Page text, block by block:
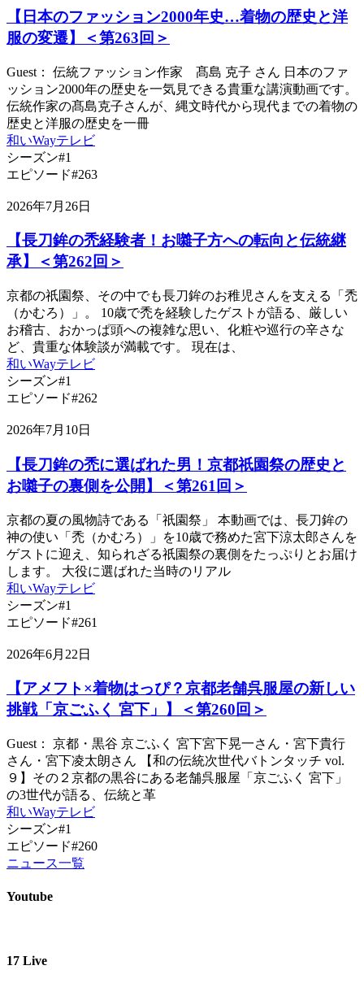
【日本のファッション2000年史…着物の歴史と洋
服の変遷】＜第263回＞
Guest： 伝統ファッション作家 髙島 克子 さん 日本のファ
ッション2000年の歴史を一気見できる貴重な講演動画です。
伝統作家の髙島克子さんが、縄文時代から現代までの着物の
歴史と洋服の歴史を一冊
和いWayテレビ
シーズン#1
エピソード#263
2026年7月26日
【長刀鉾の禿経験者！お囃子方への転向と伝統継
承】＜第262回＞
京都の祇園祭、その中でも長刀鉾のお稚児さんを支える「禿
（かむろ）」。 10歳で禿を経験したゲストが語る、厳しい
お稽古、おかっぱ頭への複雑な思い、化粧や巡行の辛さな
ど、貴重な体験談が満載です。 現在は、
和いWayテレビ
シーズン#1
エピソード#262
2026年7月10日
【長刀鉾の禿に選ばれた男！京都祇園祭の歴史と
お囃子の裏側を公開】＜第261回＞
京都の夏の風物詩である「祇園祭」 本動画では、長刀鉾の
神の使い「禿（かむろ）」を10歳で務めた宮下涼太郎さんを
ゲストに迎え、知られざる祇園祭の裏側をたっぷりとお届け
します。 大役に選ばれた当時のリアル
和いWayテレビ
シーズン#1
エピソード#261
2026年6月22日
【アメフト×着物はっぴ？京都老舗呉服屋の新しい
挑戦「京ごふく 宮下」】＜第260回＞
Guest： 京都・黒谷 京ごふく 宮下宮下晃一さん・宮下貴行
さん・宮下凌太朗さん 【和の伝統次世代バトンタッチ vol.
９】その２京都の黒谷にある老舗呉服屋「京ごふく 宮下」
の3世代が語る、伝統と革
和いWayテレビ
シーズン#1
エピソード#260
ニュース一覧
Youtube
17 Live